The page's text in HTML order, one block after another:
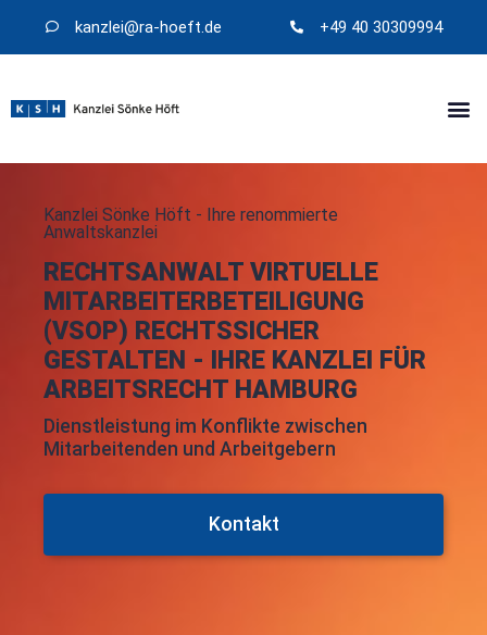
kanzlei@​ra-hoeft.de +49 40 30309994
Kanzlei Sönke Höft - Ihre renommierte
Anwaltskanzlei
RECHTSANWALT VIRTUELLE
MITARBEITERBETEILIGUNG
(VSOP) RECHTSSICHER
GESTALTEN - IHRE KANZLEI FÜR
ARBEITSRECHT HAMBURG
Dienstleistung im Konflikte zwischen
Mitarbeitenden und Arbeitgebern
Kontakt